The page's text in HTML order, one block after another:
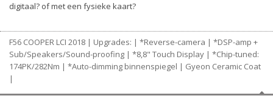
digitaal? of met een fysieke kaart?
F56 COOPER LCI 2018 | Upgrades: | *Reverse-camera | *DSP-amp +
Sub/Speakers/Sound-proofing | *8,8" Touch Display | *Chip-tuned:
174PK/282Nm | *Auto-dimming binnenspiegel | Gyeon Ceramic Coat
|